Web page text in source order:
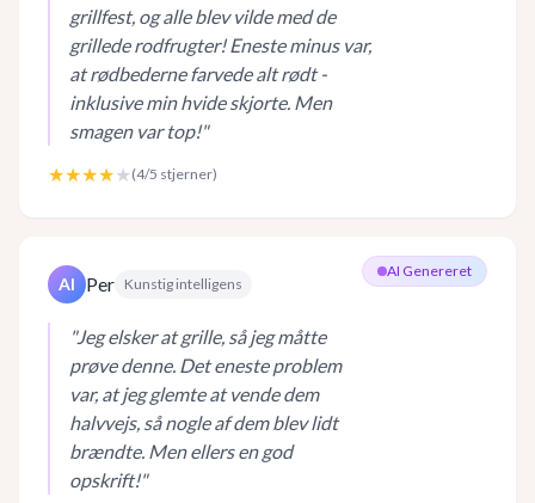
grillfest, og alle blev vilde med de
grillede rodfrugter! Eneste minus var,
at rødbederne farvede alt rødt -
inklusive min hvide skjorte. Men
smagen var top!"
★★★★★ (4/5 stjerner)
AI Genereret
AI Per Kunstig intelligens
"Jeg elsker at grille, så jeg måtte
prøve denne. Det eneste problem
var, at jeg glemte at vende dem
halvvejs, så nogle af dem blev lidt
brændte. Men ellers en god
opskrift!"